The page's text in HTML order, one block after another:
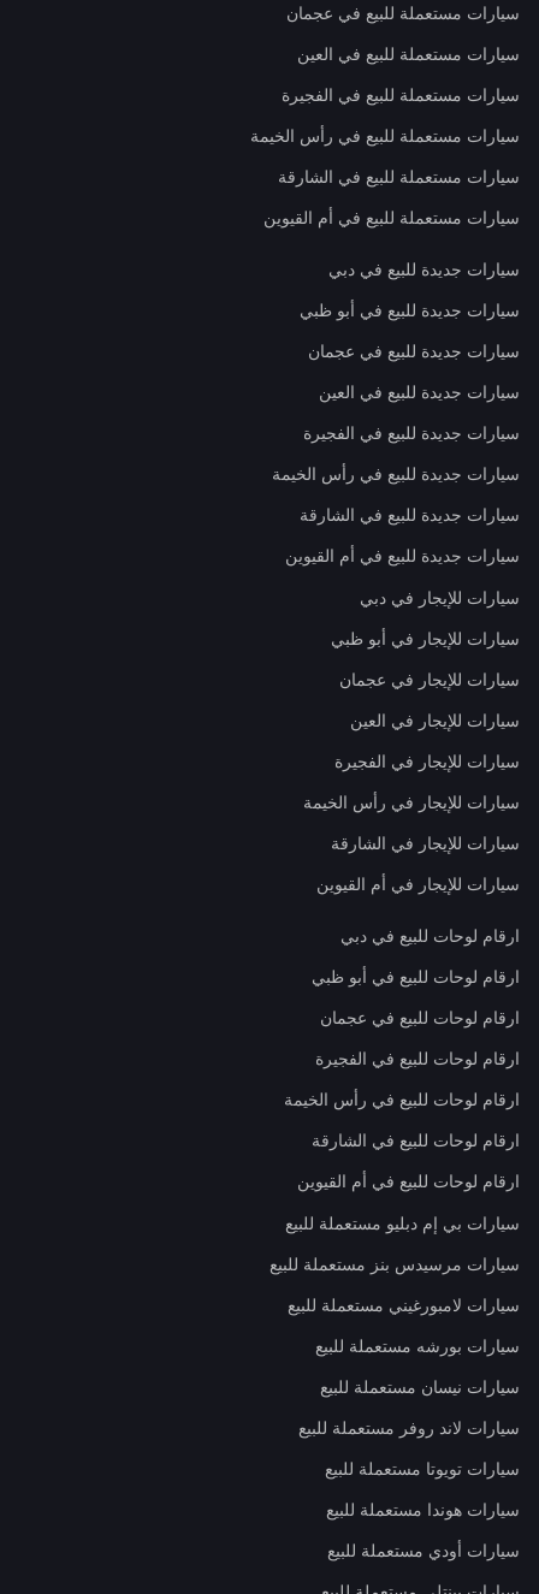
سيارات مستعملة للبيع في عجمان
سيارات مستعملة للبيع في العين
سيارات مستعملة للبيع في الفجيرة
سيارات مستعملة للبيع في رأس الخيمة
سيارات مستعملة للبيع في الشارقة
سيارات مستعملة للبيع في أم القيوين
سيارات جديدة للبيع في دبي
سيارات جديدة للبيع في أبو ظبي
سيارات جديدة للبيع في عجمان
سيارات جديدة للبيع في العين
سيارات جديدة للبيع في الفجيرة
سيارات جديدة للبيع في رأس الخيمة
سيارات جديدة للبيع في الشارقة
سيارات جديدة للبيع في أم القيوين
سيارات للإيجار في دبي
سيارات للإيجار في أبو ظبي
سيارات للإيجار في عجمان
سيارات للإيجار في العين
سيارات للإيجار في الفجيرة
سيارات للإيجار في رأس الخيمة
سيارات للإيجار في الشارقة
سيارات للإيجار في أم القيوين
ارقام لوحات للبيع في دبي
ارقام لوحات للبيع في أبو ظبي
ارقام لوحات للبيع في عجمان
ارقام لوحات للبيع في الفجيرة
ارقام لوحات للبيع في رأس الخيمة
ارقام لوحات للبيع في الشارقة
ارقام لوحات للبيع في أم القيوين
سيارات بي إم دبليو مستعملة للبيع
سيارات مرسيدس بنز مستعملة للبيع
سيارات لامبورغيني مستعملة للبيع
سيارات بورشه مستعملة للبيع
سيارات نيسان مستعملة للبيع
سيارات لاند روفر مستعملة للبيع
سيارات تويوتا مستعملة للبيع
سيارات هوندا مستعملة للبيع
سيارات أودي مستعملة للبيع